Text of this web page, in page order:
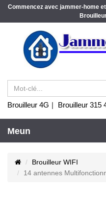
Commencez avec jammer-home
Brouilleur 4G | Brouilleur 315
Meun
Brouilleur WIFI
14 antennes